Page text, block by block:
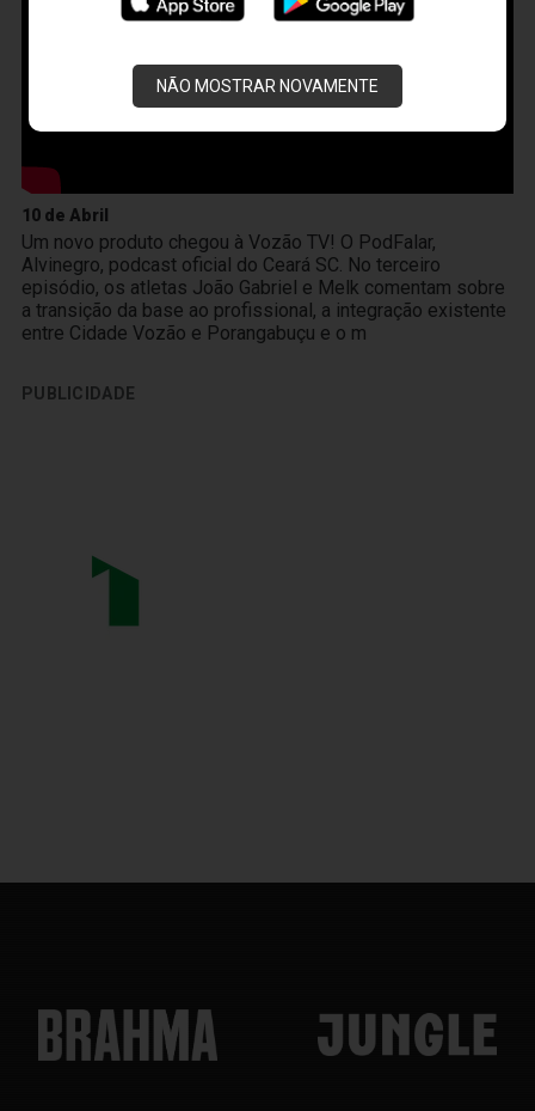
NÃO MOSTRAR NOVAMENTE
10 de Abril
Um novo produto chegou à Vozão TV! O PodFalar,
Alvinegro, podcast oficial do Ceará SC. No terceiro
episódio, os atletas João Gabriel e Melk comentam sobre
a transição da base ao profissional, a integração existente
entre Cidade Vozão e Porangabuçu e o m
PUBLICIDADE